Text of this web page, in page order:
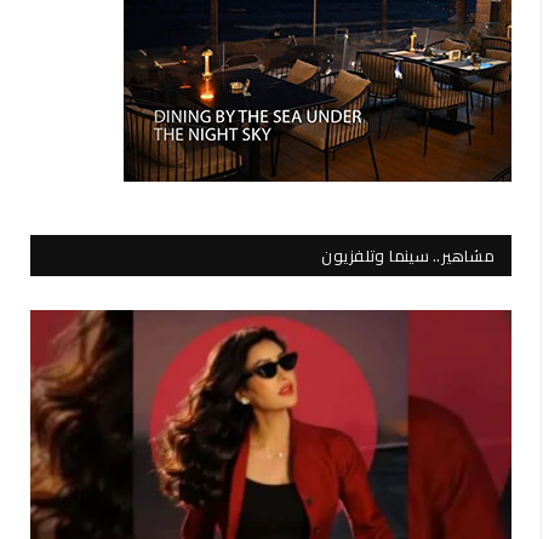
مشاهير.. سينما وتلفزيون